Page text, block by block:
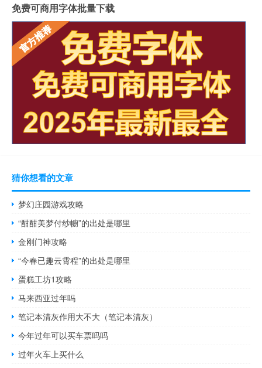
免费可商用字体批量下载
猜你想看的文章
梦幻庄园游戏攻略
“酣酣美梦付纱幮”的出处是哪里
金刚门神攻略
“今春已趣云霄程”的出处是哪里
蛋糕工坊1攻略
马来西亚过年吗
笔记本清灰作用大不大（笔记本清灰）
今年过年可以买车票吗吗
过年火车上买什么